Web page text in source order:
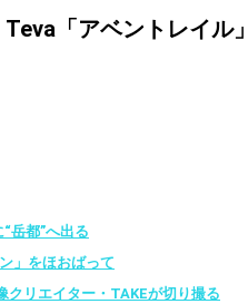
「アベントレイル
岳都”へ出る
」をほおばって
リエイター・TAKEが切り撮る